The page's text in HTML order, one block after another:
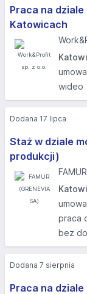
Praca na
Katowicach
wideo
Staż w dziale
produkcji)
praca
bez
Dodana 17 lipca
Praca na
Dodana 7 sierpnia